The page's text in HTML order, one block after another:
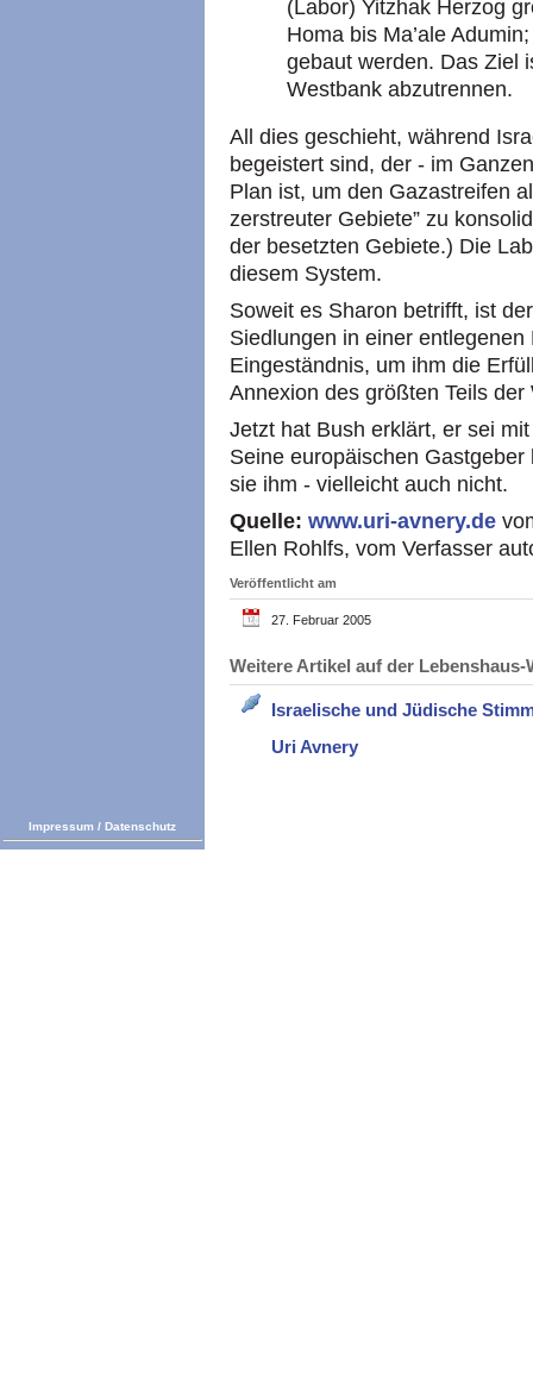
(Labor) Yitzhak Herzog
Homa bis Ma’ale
gebaut werden. Das Ziel
Westbank abzutrennen.
All dies geschieht, während
begeistert sind, der - im
Plan ist, um den Gazastreifen
zerstreuter Gebiete” zu
der besetzten Gebiete.) Die
diesem System.
Soweit es Sharon betrifft, ist
Siedlungen in einer
Eingeständnis, um ihm die
Annexion des größten Teils
Jetzt hat Bush erklärt, er sei
Seine europäischen
sie ihm - vielleicht auch nicht.
Quelle: www.uri-avnery.de
Ellen Rohlfs, vom Verfasser
Veröffentlicht am
27. Februar 2005
Weitere Artikel auf der
Israelische und Jüdische
Uri Avnery
Impressum / Datenschutz